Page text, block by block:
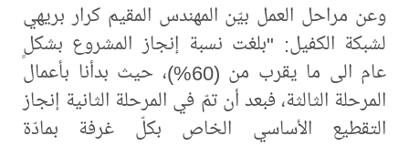
وعن مراحل العمل بيّن المهندس المقيم كرار بريهي
لشبكة الكفيل: "بلغت نسبة إنجاز المشروع بشكلٍ
عام الى ما يقرب من (60%)، حيث بدأنا بأعمال
المرحلة الثالثة، فبعد أن تمّ في المرحلة الثانية إنجاز
التقطيع الأساسي الخاص بكلّ غرفة بمادّة